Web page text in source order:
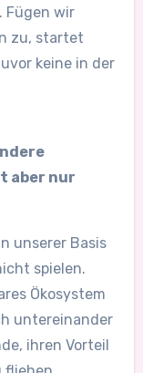
Fügen wir
zu, startet
keine in der
aber nur
unserer Basis
spielen.
Ökosystem
untereinander
ihren Vorteil